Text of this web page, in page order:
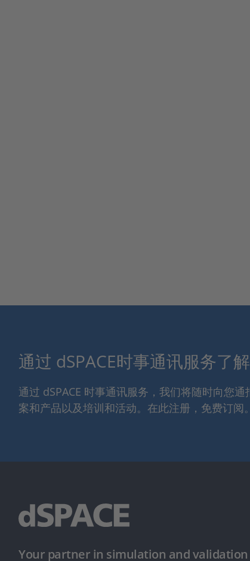
通过 dSPACE时事通讯服务了解
通过 dSPACE 时事通讯服务，我们将随时向您
案和产品以及培训和活动。在此注册，免费订阅。
Your partner in simulation and validation